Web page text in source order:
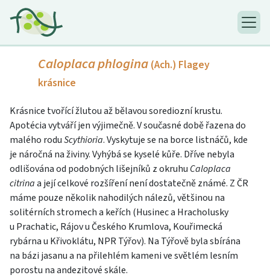
Caloplaca phlogina (Ach.) Flagey
krásnice
Krásnice tvořící žlutou až bělavou sorediozní krustu.
Apotécia vytváří jen výjimečně. V současné době řazena do
malého roduScythioria. Vyskytuje se na borce listnáčů, kde
je náročná na živiny. Vyhýbá se kyselé kůře. Dříve nebyla
odlišována od podobných lišejníků z okruhu Caloplaca
citrinaa její celkové rozšíření není dostatečně známé. Z ČR
máme pouze několik nahodilých nálezů, většinou na
solitérních stromech a keřích (Husinec a Hracholusky
u Prachatic, Rájov u Českého Krumlova, Kouřimecká
rybárna u Křivoklátu, NPR Týřov). Na Týřově byla sbírána
na bázi jasanu a na přilehlém kameni ve světlém lesním
porostu na andezitové skále.